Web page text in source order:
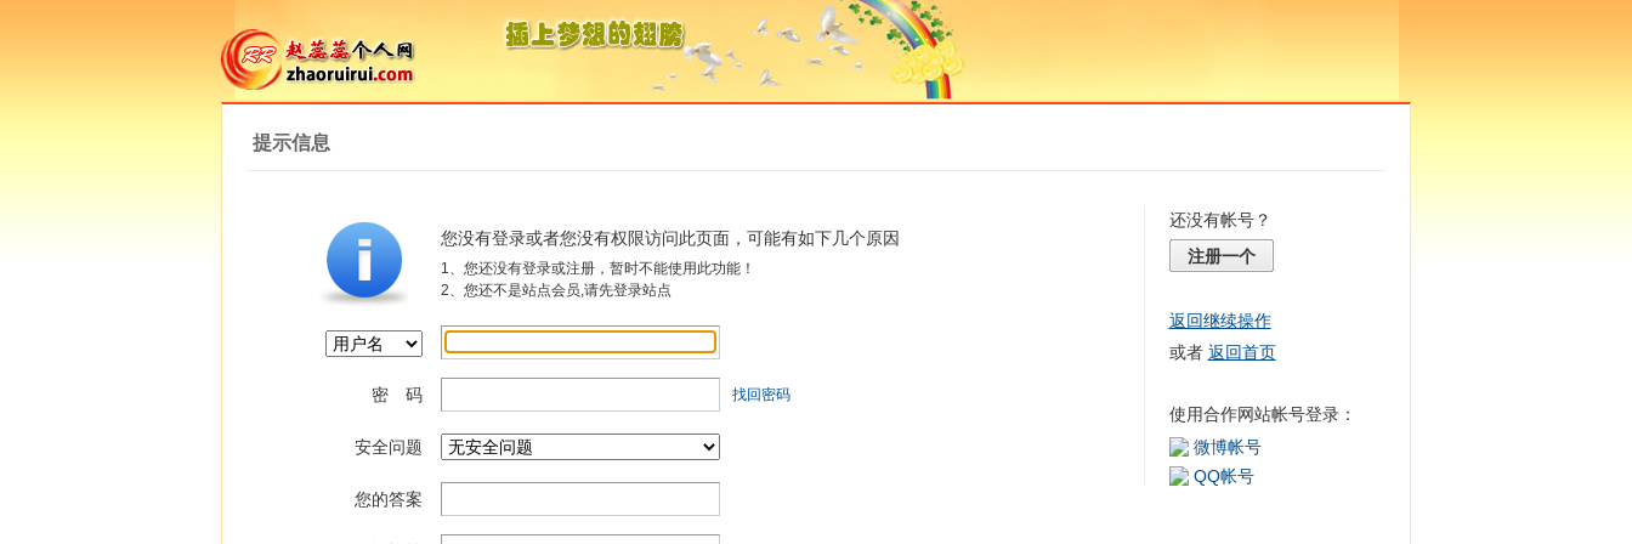
提示信息
您没有登录或者您没有权限访问此页面，可能有如下几个原因
1、您还没有登录或注册，暂时不能使用此功能！
2、您还不是站点会员,请先登录站点
密 码 找回密码
安全问题
您的答案
还没有帐号？
注册一个
返回继续操作
或者 返回首页
使用合作网站帐号登录：
微博帐号
QQ帐号